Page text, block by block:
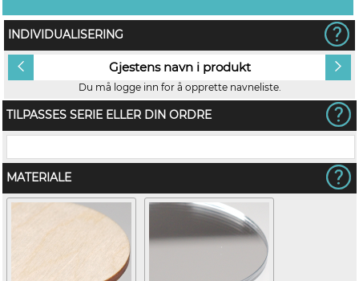
INDIVIDUALISERING
Gjestens navn i produkt
Du må logge inn for å opprette navneliste.
TILPASSES SERIE ELLER DIN ORDRE
MATERIALE